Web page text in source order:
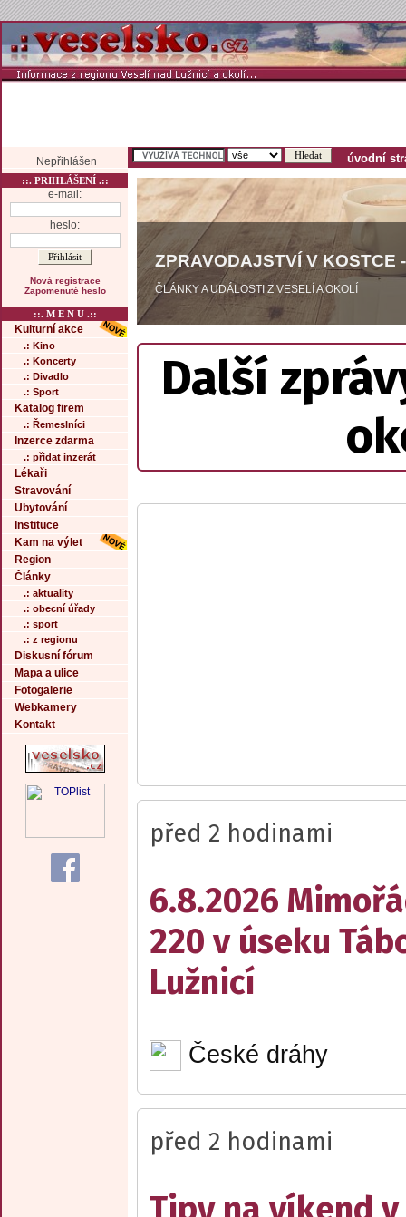
Nepřihlášen úvodní
::. PRIHLÁŠENÍ .::
e-mail:
heslo:
Nová registrace
Zapomenuté heslo
::. M E N U .::
Kulturní akce
.: Kino
.: Koncerty
.: Divadlo
.: Sport
Katalog firem
.: Řemeslníci
Inzerce zdarma
.: přidat inzerát
Lékaři
Stravování
Ubytování
Instituce
Kam na výlet
Region
Články
.: aktuality
.: obecní úřady
.: sport
.: z regionu
Diskusní fórum
Mapa a ulice
Fotogalerie
Webkamery
Kontakt
ZPRAVODAJSTVÍ V KOSTCE
ČLÁNKY A UDÁLOSTI Z VESELÍ A OKOLÍ
Další
před 2 hodinami
6.8.2026
220 v úseku
Lužnicí
České dráhy
před 2 hodinami